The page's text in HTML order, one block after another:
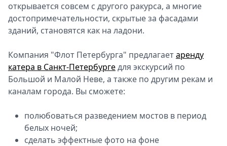
открывается совсем с другого ракурса, а многие
достопримечательности, скрытые за фасадами
зданий, становятся как на ладони.
Компания "Флот Петербурга" предлагаетаренду
катера в Санкт-Петербургедля экскурсий по
Большой и Малой Неве, а также по другим рекам и
каналам города. Вы сможете:
полюбоваться разведением мостов в период
белых ночей;
сделать эффектные фото на фоне